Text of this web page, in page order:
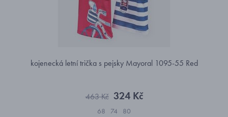
kojenecká letní trička s pejsky Mayoral 1095-55 Red
463 Kč 324 Kč
68 74 80